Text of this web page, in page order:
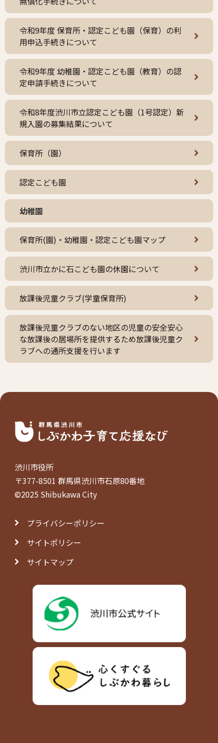
令和9年度 保育所・認定こども園（保育）の利
用申込手続きについて
令和9年度 幼稚園・認定こども園（教育）の認
定申請手続きについて
令和8年度渋川市立認定こども園（1号認定）新
規入園の募集結果について
保育所（園）
認定こども園
幼稚園
保育所(園)・幼稚園・認定こども園マップ
渋川市立かに石こども園の休園について
放課後児童クラブ(学童保育所)
放課後児童クラブのない地区の児童の安全安心
な放課後の居場所を提供するため放課後児童ク
ラブへの通所支援を行います
渋川市役所
〒377-8501 群馬県渋川市石原80番地
©2025 Shibukawa City
プライバシーポリシー
サイトポリシー
サイトマップ